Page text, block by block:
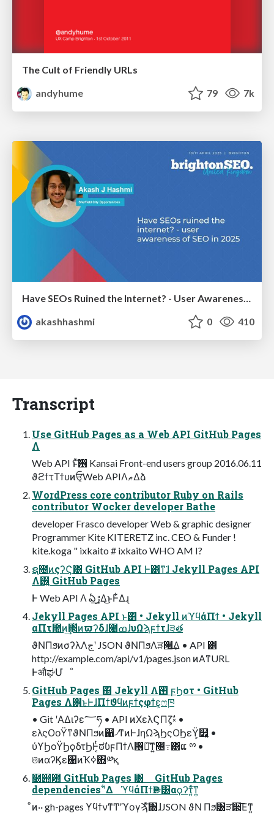
The Cult of Friendly URLs
andyhume
79 7k
akashhashmi
0 410
Transcript
Use GitHub Pages as a Web API GitHub Pages
Λ
Web API ͱͯ͠࢖͏ Kansai Front-end users group 2016.06.11
ϑϩϯτΤϯυͷਓ͕Web APIΛޠΔձ
WordPress core contributor Ruby on Rails
contributor Wocker developer Bathe
developer Frasco developer Web & graphic designer
Programmer Kite KITERETZ inc. CEO & Funder !
kite.koga " ixkaito # ixkaito WHO AM I?
ຊ೔ͷςʔϚ͸ GitHub API Ͱ͸ͳ͘ɺ Jekyll Pages API
Λ࢖͍ GitHub Pages
Ͱ Web API Λ ఏڙ͢Δ͜ͱͰ͋Δɻ
Jekyll Pages API ͱ͸ • Jekyll ͷϓϥάΠϯ • Jekyll
αΠτ಺ͷ͢΂ͯͷϖʔδɺ౤ߘɺυΩϡϝϯτɺ੩త
ϑΝΠϧͷσʔλΛجʹ JSON ϑΝΠϧΛੜ੒͢Δ • API ͸
http://example.com/api/v1/pages.json ͷΑ͏ͳURL
ͰऔಘՄೳ
GitHub Pages ΍ Jekyll Λ࢖͏ ϝϦοτ • GitHub
Pages Λ࢖͏͜ͱͰɺΠϯϑϥͷϝϯςφϯε͕ෆཁ
• Git ʹΑΔιʔε؅ཧ • API ͷΧελϚΠζ͕ࣗ༝ •
ελςΟοΫͳϑΝΠϧͷ഑৴ͳͷͰɺηΩϡϦςΟϦεΫ͕௿͍ •
ύϒϦοΫϦϙδτϦͰ͔ͭಠࣗυϝΠϯΛ࢖༻͠ͳ͍৔߹͸ແ ྉ •
ଞͷαʔϏε΁ͷҠߦ΋༰қ
໰୊఺ GitHub Pages ͸ GitHub Pages
dependencies ʹ͋Δ ϓϥάΠϯҎ֎͸αϙʔτ͍ͯ͠ͳ͍
ͦͷ·· gh-pages ϒϥϯνͳͲʹϓογϡͯ͠΋ɺJSON ϑΝ Πϧ͸ੜ੒͞Εͳ͍